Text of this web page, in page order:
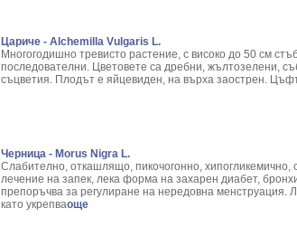
Цариче - Alchemilla Vulgaris L.
Многогодишно тревисто растение, с високо до 50 см
последователни. Цветовете са дребни, жълтозелени,
съцветия. Плодът е яйцевиден, на върха заострен.
Черница - Morus Nigra L.
Слабително, откашлящо, пикочогонно, хипогликемично,
лечение на запек, лека форма на захарен диабет,
препоръчва за регулиране на нередовна менструация.
като укрепваоще